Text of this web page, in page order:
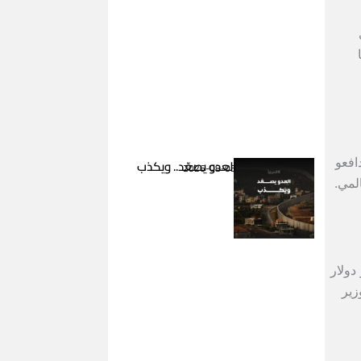
دافعو
للاقتصاد الأميركي، وربّما تصل إلى 77 مليار دولار
العدو يصعّد.. ويكذب
2026-08-05